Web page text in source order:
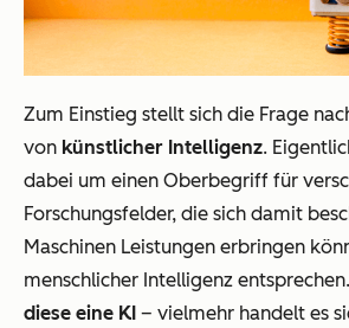
Zum Einstieg stellt sich die Frage
von künstlicher Intelligenz.
dabei um einen Oberbegriff für
Forschungsfelder, die sich damit
Maschinen Leistungen erbringen
menschlicher Intelligenz
diese eine KI – vielmehr handelt es